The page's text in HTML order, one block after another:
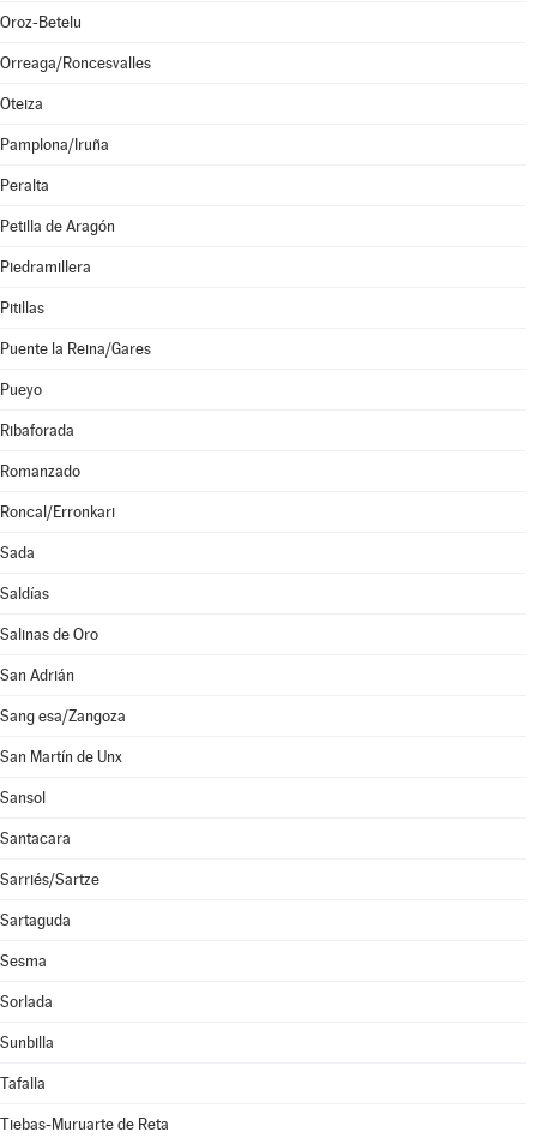
Oroz-Betelu
Orreaga/Roncesvalles
Oteiza
Pamplona/Iruña
Peralta
Petilla de Aragón
Piedramillera
Pitillas
Puente la Reina/Gares
Pueyo
Ribaforada
Romanzado
Roncal/Erronkari
Sada
Saldías
Salinas de Oro
San Adrián
Sang esa/Zangoza
San Martín de Unx
Sansol
Santacara
Sarriés/Sartze
Sartaguda
Sesma
Sorlada
Sunbilla
Tafalla
Tiebas-Muruarte de Reta